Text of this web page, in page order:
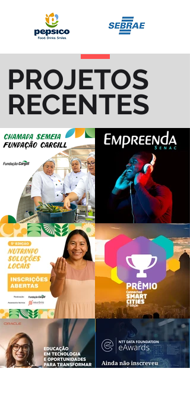
PROJETOS
RECENTES